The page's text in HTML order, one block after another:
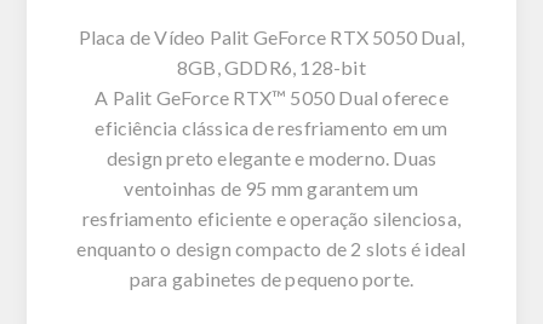
Placa de Vídeo Palit GeForce RTX 5050 Dual,
8GB, GDDR6, 128-bit
A Palit GeForce RTX™ 5050 Dual oferece
eficiência clássica de resfriamento em um
design preto elegante e moderno. Duas
ventoinhas de 95 mm garantem um
resfriamento eficiente e operação silenciosa,
enquanto o design compacto de 2 slots é ideal
para gabinetes de pequeno porte.